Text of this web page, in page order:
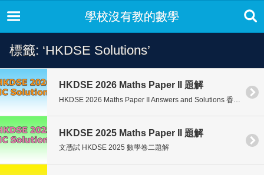
學校沒有教的數學
標籤: ‘HKDSE Solutions’
HKDSE 2026 Maths Paper II 題解
HKDSE 2025 Maths Paper II 題解
文憑試 HKDSE 2025 數學卷二題解